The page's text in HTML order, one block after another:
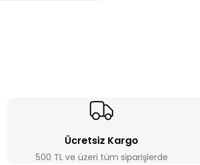
Ücretsiz Kargo
500 TL ve üzeri tüm siparişlerde